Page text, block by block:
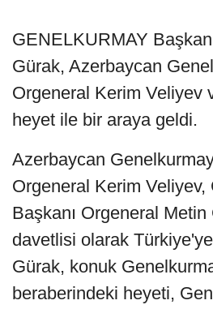
GENELKURMAY
Gürak, Azerbaycan
Orgeneral Kerim Veliyev
heyet ile bir araya geldi.
Azerbaycan
Orgeneral Kerim Veliyev,
Başkanı Orgeneral Metin
davetlisi olarak
Gürak, konuk
beraberindeki heyeti,